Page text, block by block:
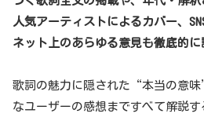
人気アーティストによるカバー、
ネット上のあらゆる意見も徹底的に
歌詞の魅力に隠された“本当の意
なユーザーの感想まですべて解説